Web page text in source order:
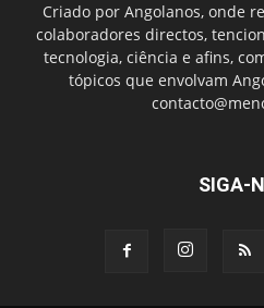
Criado por Angolanos, onde
colaboradores directos,
tecnologia, ciência e afins,
tópicos que envolvam
SIGA-